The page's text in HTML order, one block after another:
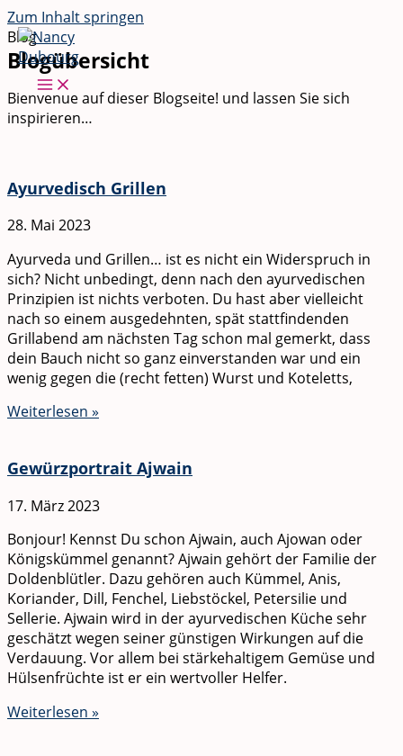
Zum Inhalt springen
Blog
Blogübersicht
Bienvenue auf dieser Blogseite! und lassen Sie sich
inspirieren…
Ayurvedisch Grillen
28. Mai 2023
Ayurveda und Grillen… ist es nicht ein Widerspruch in
sich? Nicht unbedingt, denn nach den ayurvedischen
Prinzipien ist nichts verboten. Du hast aber vielleicht
nach so einem ausgedehnten, spät stattfindenden
Grillabend am nächsten Tag schon mal gemerkt, dass
dein Bauch nicht so ganz einverstanden war und ein
wenig gegen die (recht fetten) Wurst und Koteletts,
Weiterlesen »
Gewürzportrait Ajwain
17. März 2023
Bonjour! Kennst Du schon Ajwain, auch Ajowan oder
Königskümmel genannt? Ajwain gehört der Familie der
Doldenblütler. Dazu gehören auch Kümmel, Anis,
Koriander, Dill, Fenchel, Liebstöckel, Petersilie und
Sellerie. Ajwain wird in der ayurvedischen Küche sehr
geschätzt wegen seiner günstigen Wirkungen auf die
Verdauung. Vor allem bei stärkehaltigem Gemüse und
Hülsenfrüchte ist er ein wertvoller Helfer.
Weiterlesen »